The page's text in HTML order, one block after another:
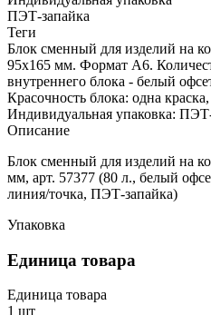
ПЭТ-запайка
Теги
Блок сменный для изделий на
95х165 мм. Формат А6.
внутреннего блока - белый
Красочность блока: одна
Индивидуальная упаковка:
Описание
Блок сменный для изделий на
мм, арт. 57377 (80 л., белый
линия/точка, ПЭТ-запайка)
Упаковка
Единица товара
Единица товара
1 шт